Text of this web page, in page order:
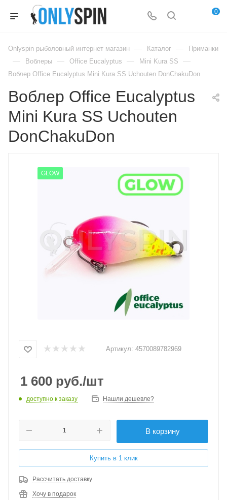
0
Onlyspin рыболовный интернет магазин — Каталог — Приманки
— Воблеры — Office Eucalyptus — Mini Kura SS —
Воблер Office Eucalyptus Mini Kura SS Uchouten DonChakuDon
Воблер Office Eucalyptus
Mini Kura SS Uchouten
DonChakuDon
GLOW
Артикул: 4570089782969
1 600 руб./шт
доступно к заказу Нашли дешевле?
В корзину
Купить в 1 клик
Рассчитать доставку
Хочу в подарок